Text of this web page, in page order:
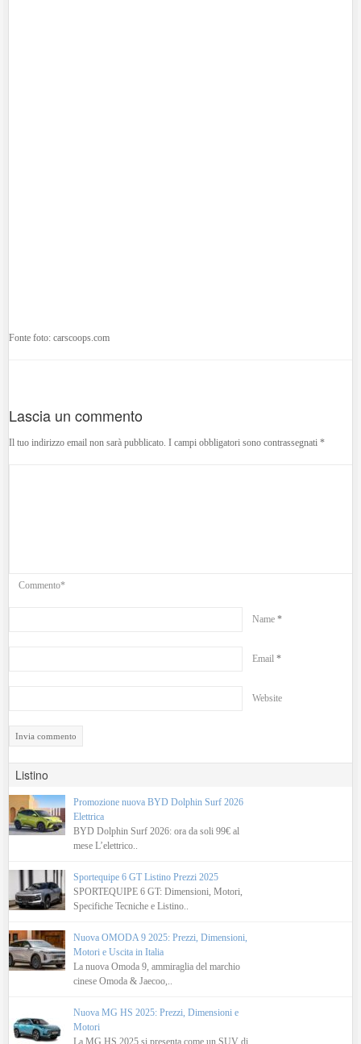
Fonte foto: carscoops.com
Lascia un commento
Il tuo indirizzo email non sarà pubblicato. I campi obbligatori sono contrassegnati*
Commento*
Name *
Email *
Website
Listino
Promozione nuova BYD Dolphin Surf 2026
Elettrica
BYD Dolphin Surf 2026: ora da soli 99€ al
mese L’elettrico..
Sportequipe 6 GT Listino Prezzi 2025
SPORTEQUIPE 6 GT: Dimensioni, Motori,
Specifiche Tecniche e Listino..
Nuova OMODA 9 2025: Prezzi, Dimensioni,
Motori e Uscita in Italia
La nuova Omoda 9, ammiraglia del marchio
cinese Omoda & Jaecoo,..
Nuova MG HS 2025: Prezzi, Dimensioni e
Motori
La MG HS 2025 si presenta come un SUV di